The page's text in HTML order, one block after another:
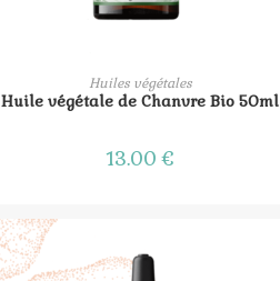
AJOUTER AU PANIER
Huiles végétales
Huile végétale de Chanvre Bio 50ml
13.00€